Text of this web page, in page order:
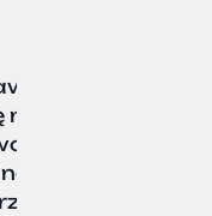
i realnej
zakupy,
coś pominać,
Kartka
listę zakupów,